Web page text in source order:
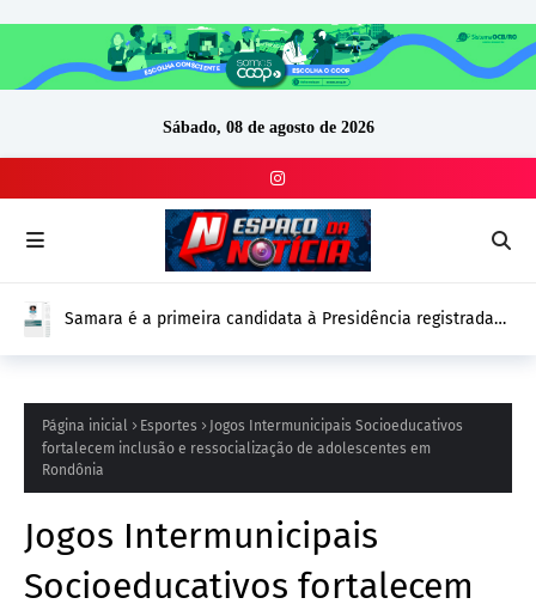
Sábado, 08 de agosto de 2026
Samara é a primeira candidata à Presidência registrada
Página inicial Esportes
Jogos Intermunicipais Socioeducativos
fortalecem inclusão e ressocialização de adolescentes em
Rondônia
Jogos Intermunicipais
Socioeducativos fortalecem